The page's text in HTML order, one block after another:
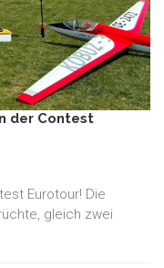
der Contest
Eurotour! Die
gleich zwei